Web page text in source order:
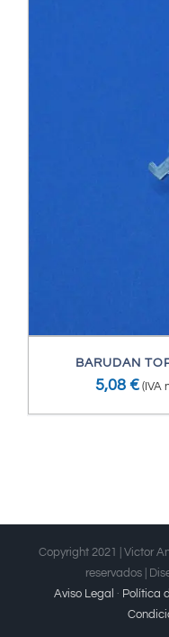
BARUDAN
5,08 € (IVA
Copyright 2021 | Victor
reservados |
Aviso Legal · Política